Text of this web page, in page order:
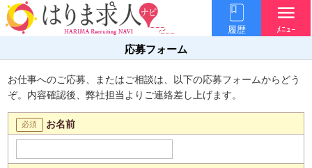
履歴
menu
ﾒﾆｭｰ
応募フォーム
お仕事へのご応募、またはご相談は、以下の応募フォームからどう
ぞ。内容確認後、弊社担当よりご連絡差し上げます。
お名前